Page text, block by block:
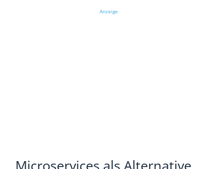
Anzeige
Microservices als Alternative